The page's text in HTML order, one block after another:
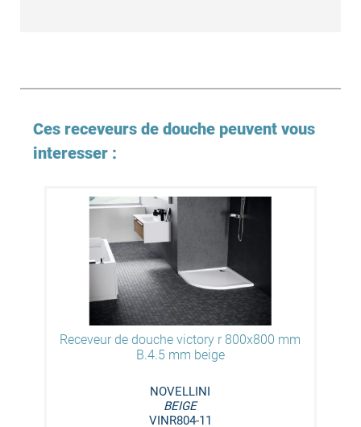
Ces receveurs de douche peuvent vous
interesser :
Receveur de douche victory r 800x800 mm
B.4.5 mm beige
NOVELLINI
BEIGE
VINR804-11